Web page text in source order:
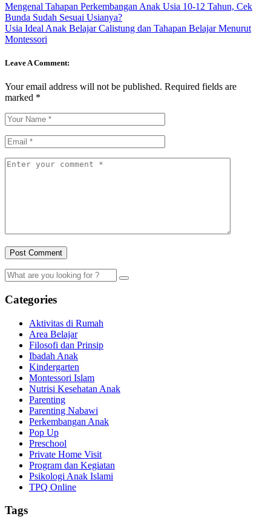
Mengenal Tahapan Perkembangan Anak Usia 10-12 Tahun, Cek
Bunda Sudah Sesuai Usianya?
Usia Ideal Anak Belajar Calistung dan Tahapan Belajar Menurut
Montessori
Leave A Comment:
Your email address will not be published. Required fields are
marked *
Categories
Aktivitas di Rumah
Area Belajar
Filosofi dan Prinsip
Ibadah Anak
Kindergarten
Montessori Islam
Nutrisi Kesehatan Anak
Parenting
Parenting Nabawi
Perkembangan Anak
Pop Up
Preschool
Private Home Visit
Program dan Kegiatan
Psikologi Anak Islami
TPQ Online
Tags